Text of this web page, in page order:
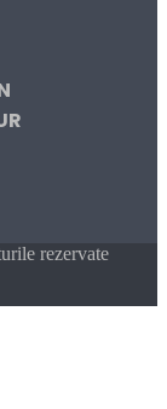
rezervate